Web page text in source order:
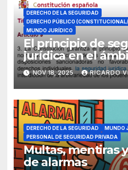
DERECHO DE LA SEGURIDAD
DERECHO PÚBLICO
MUNDO JURÍDICO
El principio de
jurídica en el
seguridad pública
NOV 18, 2025 RICARDO
DERECHO DE LA SEGURIDAD
MUNDO
PERSONAL DE SEGURIDAD PRIVADA
Multas, mentiras
de alarmas